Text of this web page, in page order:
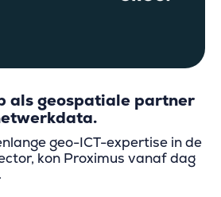
als geospatiale partner
geo-ICT-expertise in de
kon Proximus vanaf dag